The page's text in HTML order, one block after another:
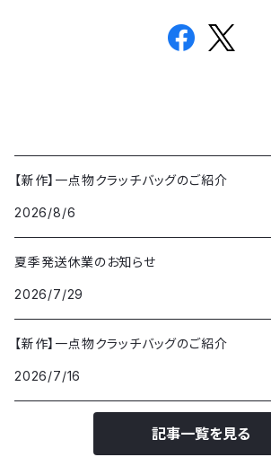
【新作】一点物クラッチバッグのご紹介
2026/8/6
夏季発送休業のお知らせ
2026/7/29
【新作】一点物クラッチバッグのご紹介
2026/7/16
記事一覧を見る